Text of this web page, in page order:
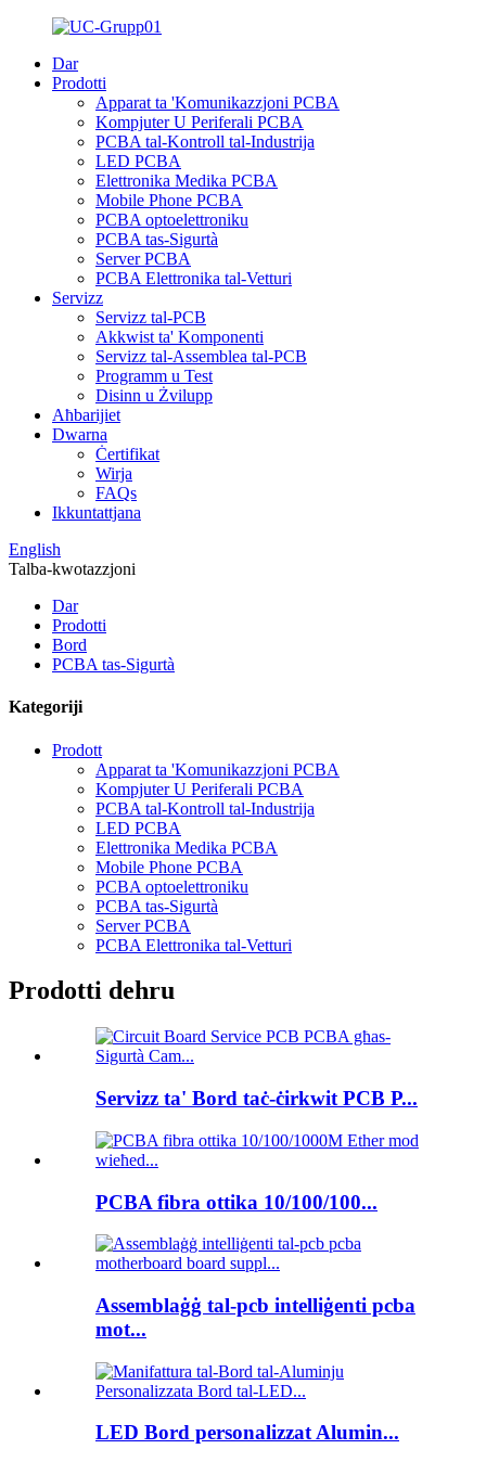
Dar
Prodotti
Apparat ta 'Komunikazzjoni PCBA
Kompjuter U Periferali PCBA
PCBA tal-Kontroll tal-Industrija
LED PCBA
Elettronika Medika PCBA
Mobile Phone PCBA
PCBA optoelettroniku
PCBA tas-Sigurtà
Server PCBA
PCBA Elettronika tal-Vetturi
Servizz
Servizz tal-PCB
Akkwist ta' Komponenti
Servizz tal-Assemblea tal-PCB
Programm u Test
Disinn u Żvilupp
Aħbarijiet
Dwarna
Ċertifikat
Wirja
FAQs
Ikkuntattjana
English
Talba-kwotazzjoni
Dar
Prodotti
Bord
PCBA tas-Sigurtà
Kategoriji
Prodott
Apparat ta 'Komunikazzjoni PCBA
Kompjuter U Periferali PCBA
PCBA tal-Kontroll tal-Industrija
LED PCBA
Elettronika Medika PCBA
Mobile Phone PCBA
PCBA optoelettroniku
PCBA tas-Sigurtà
Server PCBA
PCBA Elettronika tal-Vetturi
Prodotti dehru
Servizz ta' Bord taċ-ċirkwit PCB P...
PCBA fibra ottika 10/100/100...
Assemblaġġ tal-pcb intelliġenti pcba
mot...
LED Bord personalizzat Alumin...